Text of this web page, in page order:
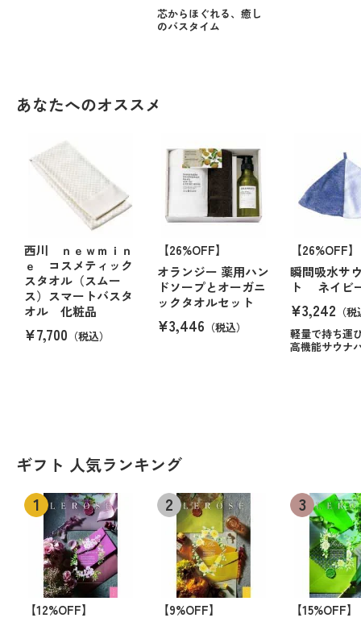
芯からほぐれる、癒し
のバスタイム
あなたへのオススメ
西川 ｎｅｗｍｉｎ
ｅ コスメティック
スタオル（スムー
ス）スマートバスタ
オル 化粧品
¥7,700 （税込）
【26%OFF】
オランジー 薬用ハン
ドソープとオーガニ
ックタオルセット
¥3,446 （税込）
【26%OFF】
瞬間吸水サ
ト ネイ
¥3,242 （
軽量で持ち運
高機能サウナ
ギフト 人気ランキング
【12%OFF】
【9%OFF】
【15%OFF】